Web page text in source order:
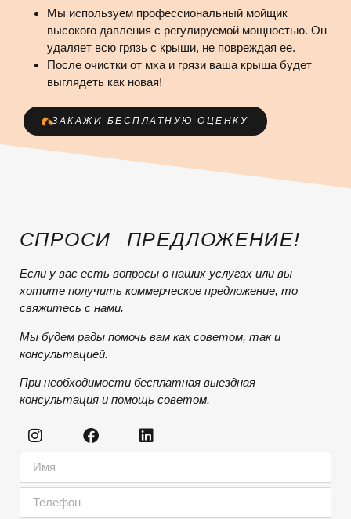
Мы используем профессиональный мойщик
высокого давления с регулируемой мощностью. Он
удаляет всю грязь с крыши, не повреждая ее.
После очистки от мха и грязи ваша крыша будет
выглядеть как новая!
ЗАКАЖИ БЕСПЛАТНУЮ ОЦЕНКУ
СПРОСИ ПРЕДЛОЖЕНИЕ!
Если у вас есть вопросы о наших услугах или вы
хотите получить коммерческое предложение, то
свяжитесь с нами.
Мы будем рады помочь вам как советом, так и
консультацией.
При необходимости бесплатная выездная
консультация и помощь советом.